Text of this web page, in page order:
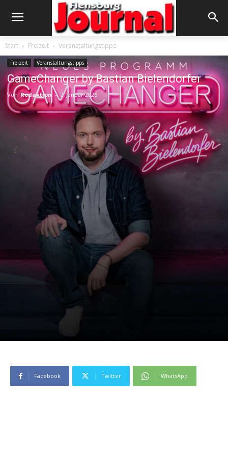
Start Freizeit Veranstaltungstipps
Freizeit Veranstaltungstipps
GameChanger by Bastian Bielendorfer
Von Redaktion - 7. Januar 2026
Facebook Twitter WhatsApp